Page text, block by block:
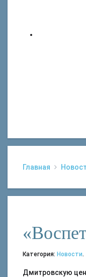
Главная
Категория: Новости.
Дмитровскую